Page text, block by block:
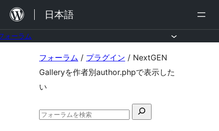
を
日本語
ォーラム
フォーラム / プラグイン / NextGEN
Galleryを作者別author.phpで表示した
い
検
フ